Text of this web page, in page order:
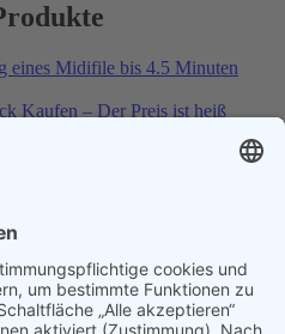
eines Midifile bis 4.5 Minuten
Kaufen – Der Preis ist heiß
– Playbacks – Absolute Rarität
kaufen – Ich baue Dein
Wunschmidifile bis 3.5
als Karaoke-Playbacks –
eines Wunschmidifile bis 3.0